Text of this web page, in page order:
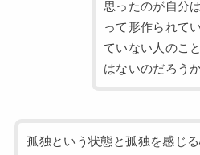
思ったのが自分
って形作られて
ていない人のこ
はないのだろうか
孤独という状態と孤独を感じ